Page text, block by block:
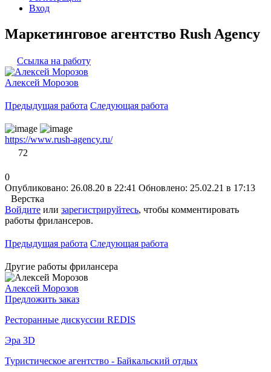
Вход
Маркетинговое агентство Rush Agency
Ссылка на работу
Алексей Морозов
Предыдущая работа Следующая работа
https://www.rush-agency.ru/
72
0
Опубликовано: 26.08.20 в 22:41 Обновлено: 25.02.21 в 17:13
Верстка
Войдите или зарегистрируйтесь, чтобы комментировать
работы фрилансеров.
Предыдущая работа Следующая работа
Другие работы фрилансера
Алексей Морозов
Предложить заказ
Ресторанные дискуссии REDIS
Эра 3D
Туристическое агентство - Байкальский отдых